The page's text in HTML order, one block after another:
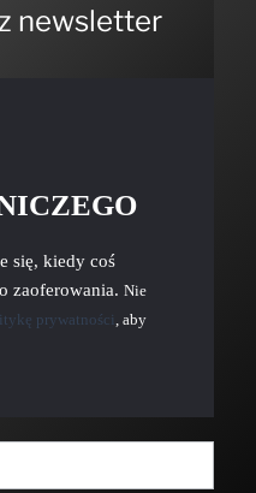
newsletter
się, kiedy coś
zaoferowania. Nie
prywatności , aby